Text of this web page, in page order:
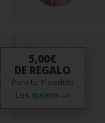
5,00€
DE REGALO
Para tu 1º pedido
Los quiero-->